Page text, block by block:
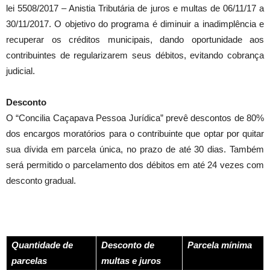
lei 5508/2017 – Anistia Tributária de juros e multas de 06/11/17 a
30/11/2017. O objetivo do programa é diminuir a inadimplência e
recuperar os créditos municipais, dando oportunidade aos
contribuintes de regularizarem seus débitos, evitando cobrança
judicial.
Desconto
O “Concilia Caçapava Pessoa Jurídica” prevê descontos de 80%
dos encargos moratórios para o contribuinte que optar por quitar
sua dívida em parcela única, no prazo de até 30 dias. Também
será permitido o parcelamento dos débitos em até 24 vezes com
desconto gradual.
Quantidade de
parcelas
Desconto de
multas e juros
Parcela mínima